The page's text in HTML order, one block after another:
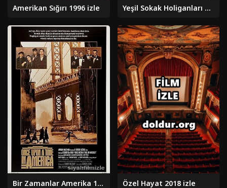
Amerikan Sığırı 1996 izle Yeşil Sokak Holiganları 2005 izle
Bir Zamanlar Amerika 1984 Türkçe Dublaj Altyazılı Full izle Özel Hayat 2018 izle